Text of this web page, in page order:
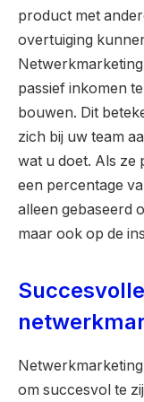
product met
overtuiging
passief inkomen
bouwen. Dit
zich bij uw team
wat u doet. Als
een percentage
alleen gebaseerd
maar ook op de
om succesvol te